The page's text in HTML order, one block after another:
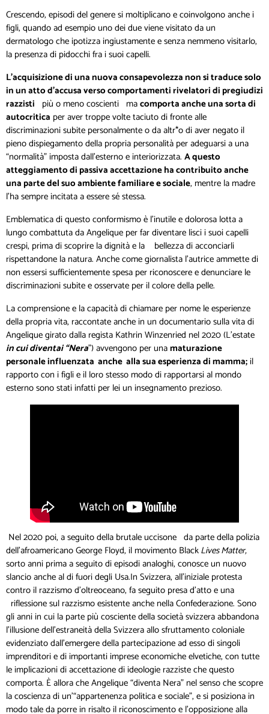
Crescendo, episodi del genere si moltiplicano e coinvolgono anche i
figli, quando ad esempio uno dei due viene visitato da un
dermatologo che ipotizza ingiustamente e senza nemmeno visitarlo,
la presenza di pidocchi fra i suoi capelli.
L’acquisizione di una nuova consapevolezza non si traduce solo
in un atto d’accusa verso comportamenti rivelatori di pregiudizi
razzisti più o meno coscienti macomporta anche una sorta di
autocritica per aver troppe volte taciuto di fronte alle
discriminazioni subite personalmente o da altr*o di aver negato il
pieno dispiegamento della propria personalità per adeguarsi a una
“normalità” imposta dall’esterno e interiorizzata. A questo
atteggiamento di passiva accettazione ha contribuito anche
una parte del suo ambiente familiare e sociale, mentre la madre
l’ha sempre incitata a essere sé stessa.
Emblematica di questo conformismo è l’inutile e dolorosa lotta a
lungo combattuta da Angelique per far diventare lisci i suoi capelli
crespi, prima di scoprire la dignità e la bellezza di acconciarli
rispettandone la natura. Anche come giornalista l’autrice ammette di
non essersi sufficientemente spesa per riconoscere e denunciare le
discriminazioni subite e osservate per il colore della pelle.
La comprensione e la capacità di chiamare per nome le esperienze
della propria vita, raccontate anche in un documentario sulla vita di
Angelique girato dalla regista Kathrin Winzenried nel 2020 (L’estate
in cui diventai “Nera”) avvengono per unamaturazione
personale influenzata anche alla sua esperienza di mamma;il
rapporto con i figli e il loro stesso modo di rapportarsi al mondo
esterno sono stati infatti per lei un insegnamento prezioso.
Nel 2020 poi, a seguito della brutale uccisone da parte della polizia
dell’afroamericano George Floyd, il movimento BlackLives Matter,
sorto anni prima a seguito di episodi analoghi, conosce un nuovo
slancio anche al di fuori degli Usa.In Svizzera, all’iniziale protesta
contro il razzismo d’oltreoceano, fa seguito presa d’atto e una
riflessione sul razzismo esistente anche nella Confederazione. Sono
gli anni in cui la parte più cosciente della società svizzera abbandona
l’illusione dell’estraneità della Svizzera allo sfruttamento coloniale
evidenziato dall’emergere della partecipazione ad esso di singoli
imprenditori e di importanti imprese economiche elvetiche, con tutte
le implicazioni di accettazione di ideologie razziste che questo
comporta. È allora che Angelique “diventa Nera” nel senso che scopre
la coscienza di un’“appartenenza politica e sociale”, e si posiziona in
modo tale da porre in risalto il riconoscimento e l’opposizione alla